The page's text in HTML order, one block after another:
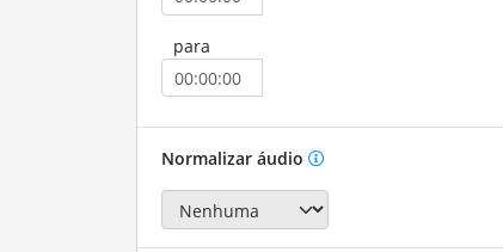
para
Normalizar áudio